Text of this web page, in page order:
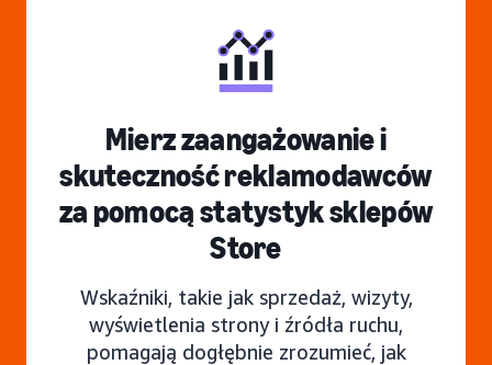
Mierz zaangażowanie i
skuteczność reklamodawców
za pomocą statystyk sklepów
Store
Wskaźniki, takie jak sprzedaż, wizyty,
wyświetlenia strony i źródła ruchu,
pomagają dogłębnie zrozumieć, jak